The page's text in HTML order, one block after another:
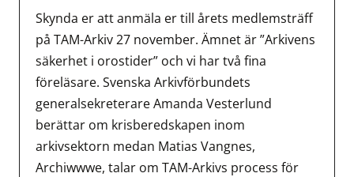
Skynda er att anmäla er till årets medlemsträff
på TAM-Arkiv 27 november. Ämnet är ”Arkivens
säkerhet i orostider” och vi har två fina
föreläsare. Svenska Arkivförbundets
generalsekreterare Amanda Vesterlund
berättar om krisberedskapen inom
arkivsektorn medan Matias Vangnes,
Archiwwwe, talar om TAM-Arkivs process för